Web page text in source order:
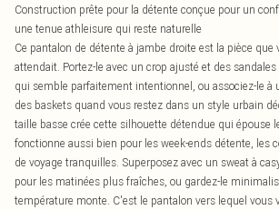
Construction prête pour la détente conçue pour un
une tenue athleisure qui reste naturelle
Ce pantalon de détente à jambe droite est la pièce que
attendait. Portez-le avec un crop ajusté et des
qui semble parfaitement intentionnel, ou associez-le à
des baskets quand vous restez dans un style urbain
taille basse crée cette silhouette détendue qui épouse
fonctionne aussi bien pour les week-ends détente, les
de voyage tranquilles. Superposez avec un sweat à
pour les matinées plus fraîches, ou gardez-le
température monte. C'est le pantalon vers lequel vous